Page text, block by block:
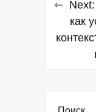
Next:
как